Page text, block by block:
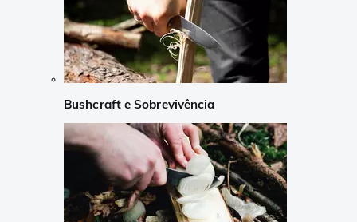
Bushcraft e Sobrevivência